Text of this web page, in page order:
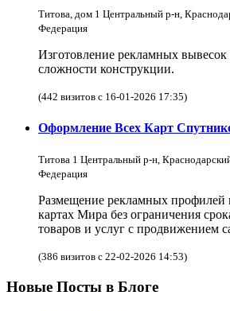
Титова, дом 1 Центральный р-н,
Федерация
Изготовление рекламных
сложности конструкции.
(442 визитов с 16-01-2026 17:35)
Оформление Всех Карт
Титова 1 Центральный р-н,
Федерация
Размещение рекламных профилей
картах Мира без ограничения
товаров и услуг с продвижением
(386 визитов с 22-02-2026 14:53)
Новые Посты в Блоге